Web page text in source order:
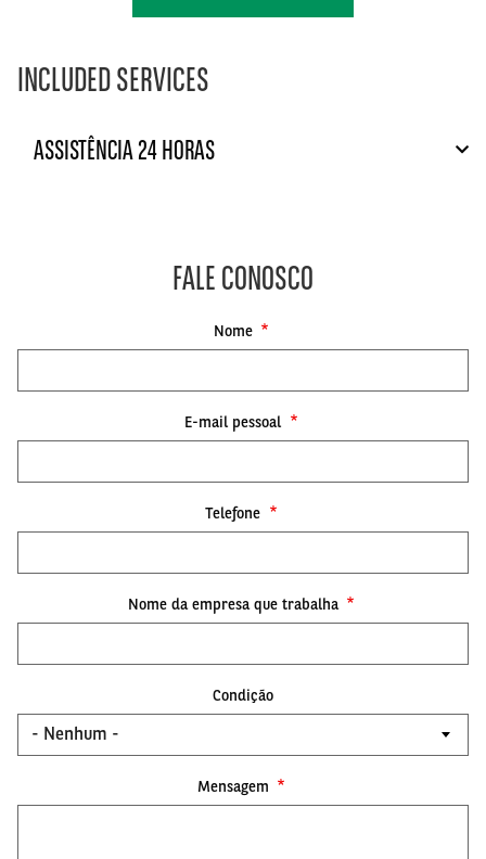
INCLUDED SERVICES
ASSISTÊNCIA 24 HORAS
FALE CONOSCO
Nome
E-mail pessoal
Telefone
Nome da empresa que trabalha
Condição
Mensagem